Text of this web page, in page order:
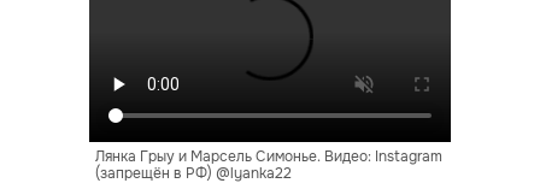
Лянка Грыу и Марсель Симонье. Видео: Instagram
(запрещён в РФ) @lyanka22